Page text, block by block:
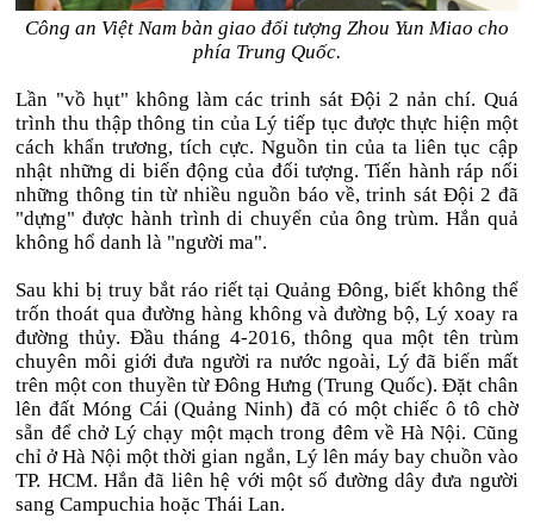
Công an Việt Nam bàn giao đối tượng Zhou Yun Miao cho
phía Trung Quốc.
Lần "vồ hụt" không làm các trinh sát Đội 2 nản chí. Quá
trình thu thập thông tin của Lý tiếp tục được thực hiện một
cách khẩn trương, tích cực. Nguồn tin của ta liên tục cập
nhật những di biến động của đối tượng. Tiến hành ráp nối
những thông tin từ nhiều nguồn báo về, trinh sát Đội 2 đã
"dựng" được hành trình di chuyển của ông trùm. Hắn quả
không hổ danh là "người ma".
Sau khi bị truy bắt ráo riết tại Quảng Đông, biết không thể
trốn thoát qua đường hàng không và đường bộ, Lý xoay ra
đường thủy. Đầu tháng 4-2016, thông qua một tên trùm
chuyên môi giới đưa người ra nước ngoài, Lý đã biến mất
trên một con thuyền từ Đông Hưng (Trung Quốc). Đặt chân
lên đất Móng Cái (Quảng Ninh) đã có một chiếc ô tô chờ
sẵn để chở Lý chạy một mạch trong đêm về Hà Nội. Cũng
chỉ ở Hà Nội một thời gian ngắn, Lý lên máy bay chuồn vào
TP. HCM. Hắn đã liên hệ với một số đường dây đưa người
sang Campuchia hoặc Thái Lan.